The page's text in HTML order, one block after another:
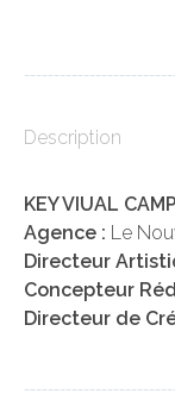
Description
KEY VIUAL
Agence : Le
Directeur
Concepteur
Directeur de